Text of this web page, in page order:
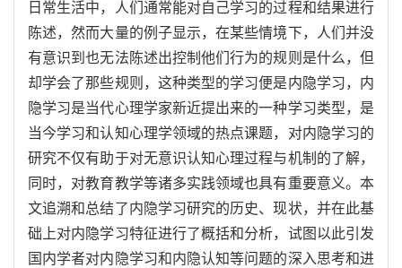
日常生活中，人们通常能对自己学习的过程和结果进行
陈述，然而大量的例子显示，在某些情境下，人们并没
有意识到也无法陈述出控制他们行为的规则是什么，但
却学会了那些规则，这种类型的学习便是内隐学习，内
隐学习是当代心理学家新近提出来的一种学习类型，是
当今学习和认知心理学领域的热点课题，对内隐学习的
研究不仅有助于对无意识认知心理过程与机制的了解，
同时，对教育教学等诸多实践领域也具有重要意义。本
文追溯和总结了内隐学习研究的历史、现状，并在此基
础上对内隐学习特征进行了概括和分析，试图以此引发
国内学者对内隐学习和内隐认知等问题的深入思考和进